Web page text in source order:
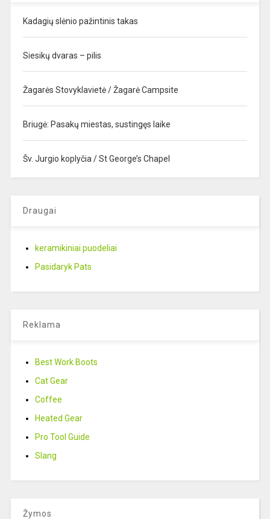
Kadagių slėnio pažintinis takas
Siesikų dvaras – pilis
Žagarės Stovyklavietė / Žagarė Campsite
Briugė: Pasakų miestas, sustingęs laike
Šv. Jurgio koplyčia / St George’s Chapel
Draugai
keramikiniai puodeliai
Pasidaryk Pats
Reklama
Best Work Boots
Cat Gear
Coffee
Heated Gear
Pro Tool Guide
Slang
Žymos